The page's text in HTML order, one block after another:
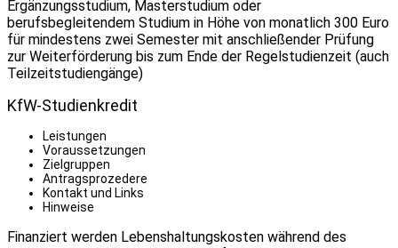
Ergänzungsstudium, Masterstudium oder
berufsbegleitendem Studium in Höhe von monatlich 300 Euro
für mindestens zwei Semester mit anschließender Prüfung
zur Weiterförderung bis zum Ende der Regelstudienzeit (auch
Teilzeitstudiengänge)
KfW-Studienkredit
Leistungen
Voraussetzungen
Zielgruppen
Antragsprozedere
Kontakt und Links
Hinweise
Finanziert werden Lebenshaltungskosten während des